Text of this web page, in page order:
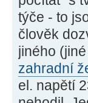
týče - to
člověk
jiného
zahradní
el. napětí